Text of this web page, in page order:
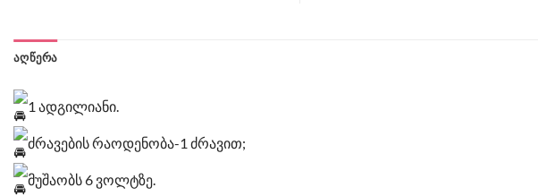
ᲐᲦᲬᲔᲠᲐ
1 ადგილიანი.
ძრავების რაოდენობა-1 ძრავით;
მუშაობს 6 ვოლტზე.